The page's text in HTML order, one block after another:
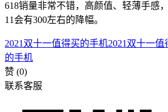
618销量非常不错，高颜值、轻薄手感
11会有300左右的降幅。
2021双十一值得买的手机2021双十一
的手机
赞 (0)
联系客服